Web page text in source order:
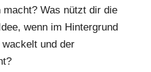
Was nützt dir die
wenn im Hintergrund
und der